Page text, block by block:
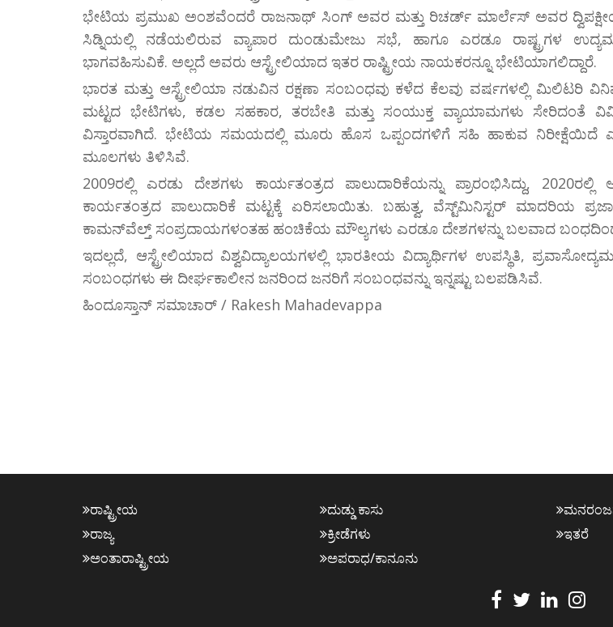
ಭೇಟಿಯ ಪ್ರಮುಖ ಅಂಶವೆಂದರೆ ರಾಜನಾಥ್ ಸಿಂಗ್ ಅವರ ಮತ್ತು ರಿಚರ್ಡ್ ಮಾರ್ಲೆಸ್ ಅವರ
ಸಿಡ್ನಿಯಲ್ಲಿ ನಡೆಯಲಿರುವ ವ್ಯಾಪಾರ ದುಂಡುಮೇಜು ಸಭೆ, ಹಾಗೂ ಎರಡೂ ರಾಷ್ಟ್ರಗಳ
ಭಾಗವಹಿಸುವಿಕೆ. ಅಲ್ಲದೆ ಅವರು ಆಸ್ಟ್ರೇಲಿಯಾದ ಇತರ ರಾಷ್ಟ್ರೀಯ ನಾಯಕರನ್ನೂ ಭೇಟಿಯಾಗಲಿದ್ದಾರೆ.
ಭಾರತ ಮತ್ತು ಆಸ್ಟ್ರೇಲಿಯಾ ನಡುವಿನ ರಕ್ಷಣಾ ಸಂಬಂಧವು ಕಳೆದ ಕೆಲವು ವರ್ಷಗಳಲ್ಲಿ ಮಿಲಿಟರಿ
ಮಟ್ಟದ ಭೇಟಿಗಳು, ಕಡಲ ಸಹಕಾರ, ತರಬೇತಿ ಮತ್ತು ಸಂಯುಕ್ತ ವ್ಯಾಯಾಮಗಳು ಸೇರಿದಂತೆ ವಿವಿಧ
ವಿಸ್ತಾರವಾಗಿದೆ. ಭೇಟಿಯ ಸಮಯದಲ್ಲಿ ಮೂರು ಹೊಸ ಒಪ್ಪಂದಗಳಿಗೆ ಸಹಿ ಹಾಕುವ ನಿರೀಕ್ಷೆಯಿದೆ
ಮೂಲಗಳು ತಿಳಿಸಿವೆ.
2009ರಲ್ಲಿ ಎರಡು ದೇಶಗಳು ಕಾರ್ಯತಂತ್ರದ ಪಾಲುದಾರಿಕೆಯನ್ನು ಪ್ರಾರಂಭಿಸಿದ್ದು, 2020ರಲ್ಲಿ
ಕಾರ್ಯತಂತ್ರದ ಪಾಲುದಾರಿಕೆ ಮಟ್ಟಕ್ಕೆ ಏರಿಸಲಾಯಿತು. ಬಹುತ್ವ, ವೆಸ್ಟ್‌ಮಿನಿಸ್ಟರ್ ಮಾದರಿಯ
ಕಾಮನ್‌ವೆಲ್ತ್ ಸಂಪ್ರದಾಯಗಳಂತಹ ಹಂಚಿಕೆಯ ಮೌಲ್ಯಗಳು ಎರಡೂ ದೇಶಗಳನ್ನು ಬಲವಾದ
ಇದಲ್ಲದೆ, ಆಸ್ಟ್ರೇಲಿಯಾದ ವಿಶ್ವವಿದ್ಯಾಲಯಗಳಲ್ಲಿ ಭಾರತೀಯ ವಿದ್ಯಾರ್ಥಿಗಳ ಉಪಸ್ಥಿತಿ, ಪ್ರವಾಸೋದ್ಯಮ
ಸಂಬಂಧಗಳು ಈ ದೀರ್ಘಕಾಲೀನ ಜನರಿಂದ ಜನರಿಗೆ ಸಂಬಂಧವನ್ನು ಇನ್ನಷ್ಟು ಬಲಪಡಿಸಿವೆ.
ಹಿಂದೂಸ್ತಾನ್ ಸಮಾಚಾರ್ / Rakesh Mahadevappa
ರಾಷ್ಟ್ರೀಯ
ರಾಜ್ಯ
ಅಂತಾರಾಷ್ಟ್ರೀಯ
ದುಡ್ಡು ಕಾಸು
ಕ್ರೀಡೆಗಳು
ಅಪರಾಧ/ಕಾನೂನು
ಇತರೆ